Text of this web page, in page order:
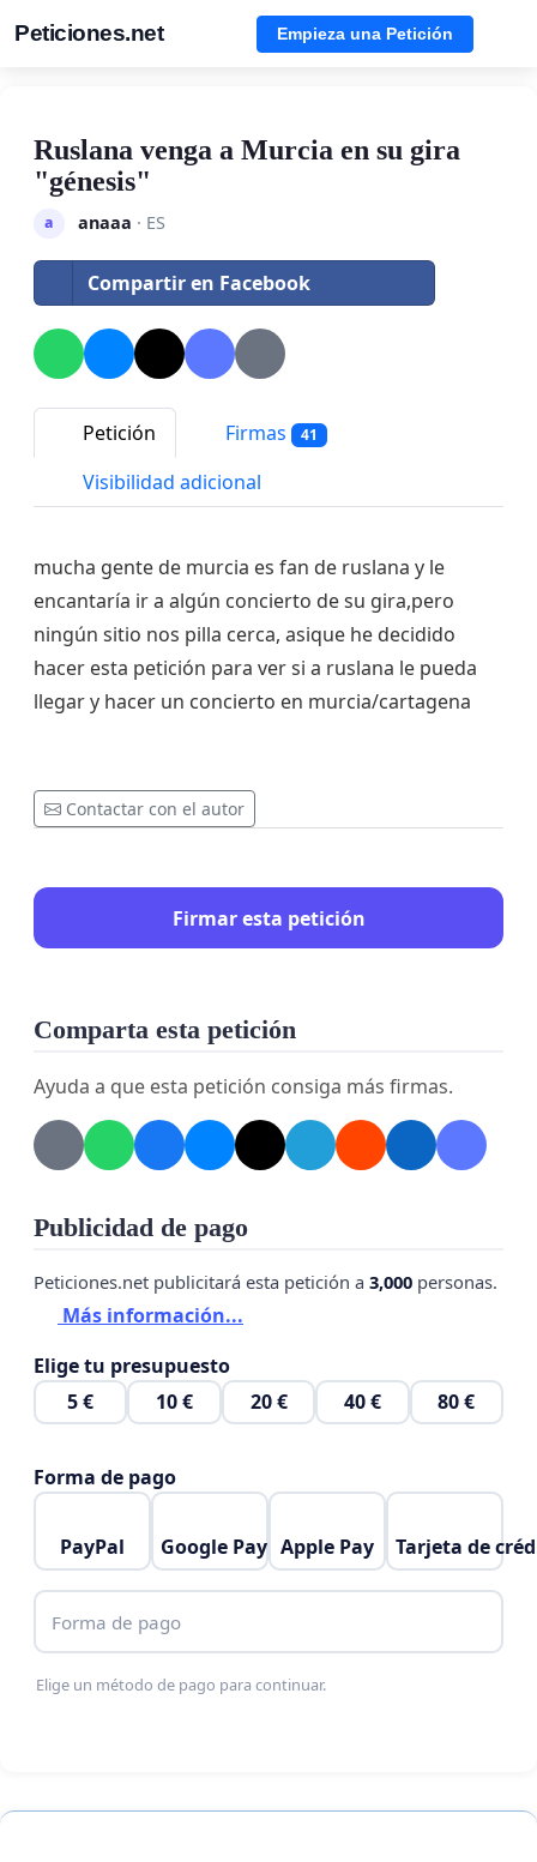
Peticiones.net Empieza una Petición
Ruslana venga a Murcia en su gira
"génesis"
a anaaa · ES
Compartir en Facebook
Petición Firmas 41
Visibilidad adicional
mucha gente de murcia es fan de ruslana y le
encantaría ir a algún concierto de su gira,pero
ningún sitio nos pilla cerca, asique he decidido
hacer esta petición para ver si a ruslana le pueda
llegar y hacer un concierto en murcia/cartagena
Contactar con el autor
Firmar esta petición
Comparta esta petición
Ayuda a que esta petición consiga más firmas.
Publicidad de pago
Peticiones.net publicitará esta petición a 3,000 personas.
Más información...
Elige tu presupuesto
5 €
10 € 20 € 40 € 80 €
Forma de pago
PayPal Google Pay Apple Pay Tarjeta de
Forma de pago
Elige un método de pago para continuar.